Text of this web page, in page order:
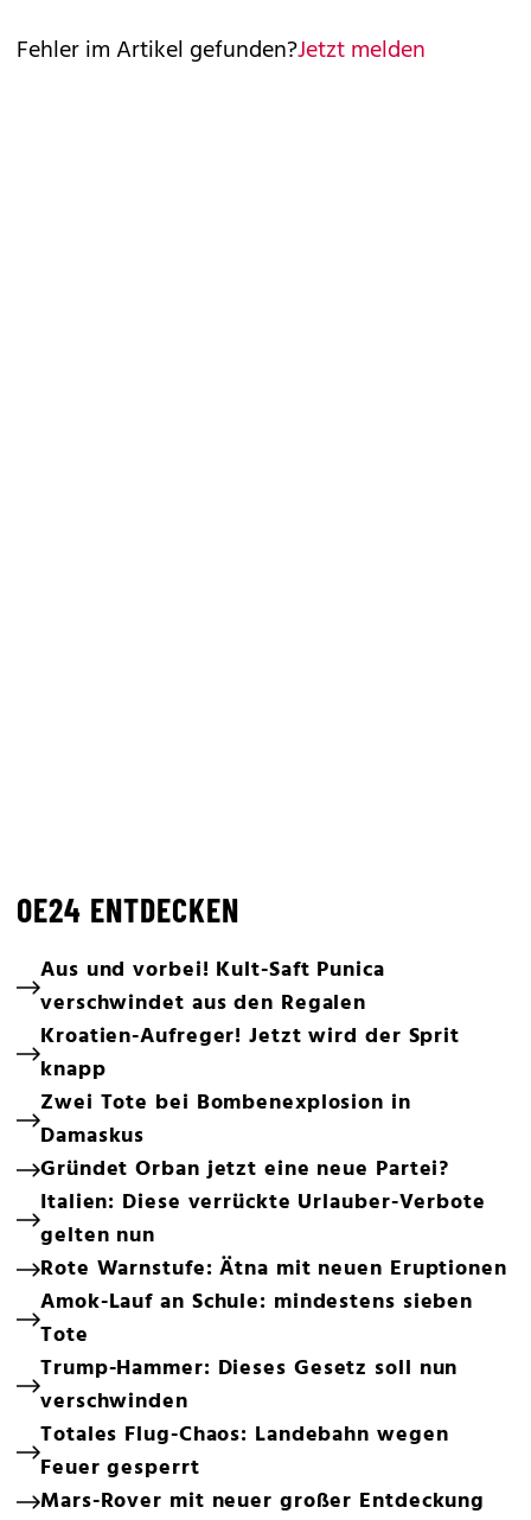
Fehler im Artikel gefunden?Jetzt melden
OE24 ENTDECKEN
Aus und vorbei! Kult-Saft Punica
verschwindet aus den Regalen
Kroatien-Aufreger! Jetzt wird der Sprit
knapp
Zwei Tote bei Bombenexplosion in
Damaskus
Gründet Orban jetzt eine neue Partei?
Italien: Diese verrückte Urlauber-Verbote
gelten nun
Rote Warnstufe: Ätna mit neuen Eruptionen
Amok-Lauf an Schule: mindestens sieben
Tote
Trump-Hammer: Dieses Gesetz soll nun
verschwinden
Totales Flug-Chaos: Landebahn wegen
Feuer gesperrt
Mars-Rover mit neuer großer Entdeckung